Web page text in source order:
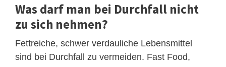
Was darf man bei Durchfall nicht
zu sich nehmen?
Fettreiche, schwer verdauliche Lebensmittel
sind bei Durchfall zu vermeiden. Fast Food,